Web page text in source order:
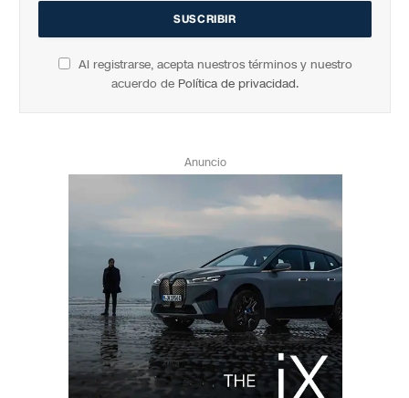
Al registrarse, acepta nuestros términos y nuestro
acuerdo de Política de privacidad.
Anuncio